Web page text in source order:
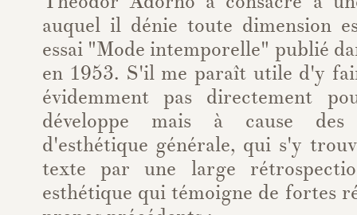
auquel il dénie toute dimension
essai "Mode intemporelle" publié
en 1953. S'il me paraît utile d'y
évidemment pas directement
développe mais à cause des
d'esthétique générale, qui s'y
texte par une large
esthétique qui témoigne de fortes